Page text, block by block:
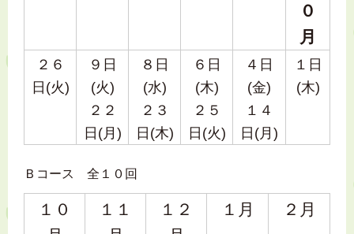
０
月
２６
日(火)
９日
(火)
２２
日(月)
８日
(水)
２３
日(木)
６日
(木)
２５
日(火)
４日
(金)
１４
日(月)
１日
(木)
Ｂコース 全１０回
１０
１１
１２
１月 ２月